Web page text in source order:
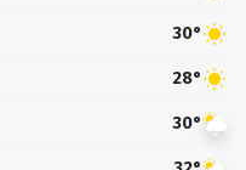
30°
28°
30°